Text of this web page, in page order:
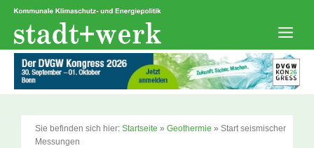
Zum
springen
Sie befinden sich hier: Startseite » Geothermie » Start seismischer
Messungen